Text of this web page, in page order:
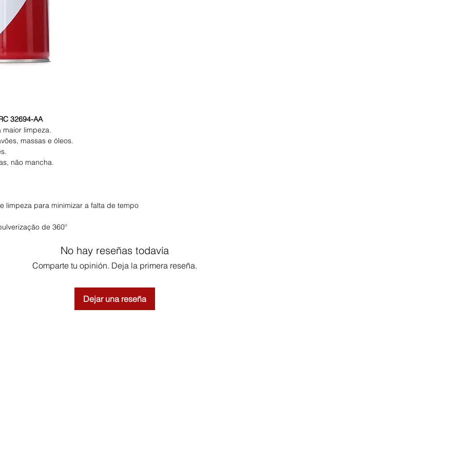
32694-AA
limpeza.
massas e óleos.
não mancha.
limpeza para minimizar a falta de tempo
de 360º
No hay reseñas todavía
Comparte tu opinión. Deja la primera reseña.
Dejar una reseña